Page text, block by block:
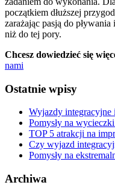
początkiem dłuższej
zarażając pasją do
niż do tej pory.
Chcesz dowiedzieć się
nami
Ostatnie wpisy
Wyjazdy
Pomysły na
TOP 5 atrakcji na
Czy wyjazd
Pomysły na
Archiwa